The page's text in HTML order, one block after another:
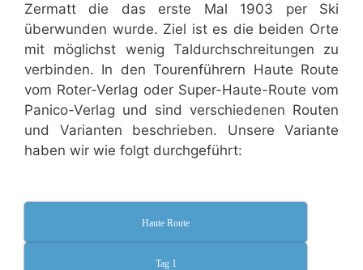
Zermatt die das erste Mal 1903 per Ski
überwunden wurde. Ziel ist es die beiden Orte
mit möglichst wenig Taldurchschreitungen zu
verbinden. In den Tourenführern Haute Route
vom Roter-Verlag oder Super-Haute-Route vom
Panico-Verlag und sind verschiedenen Routen
und Varianten beschrieben. Unsere Variante
haben wir wie folgt durchgeführt:
Haute Route
Tag 1